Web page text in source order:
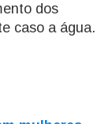
dos
caso a água.